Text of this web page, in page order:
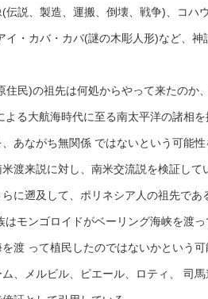
説、製造、運搬、倒壊、戦争)、コハ
・カバ・カバ(謎の木彫人形)など、神
民)の祖先は何処からやって来たのか
る大航海時代に至る南太平洋の諸相
あながち無関係 ではないという可能
渡来説に対し、南米交流説を検証して
に遡及して、ポリネシア人の祖先であ
モンゴロイドがベーリング海峡を渡
渡 って植民したのではないかという
、メルビル、ピエール、ロティ、 司馬